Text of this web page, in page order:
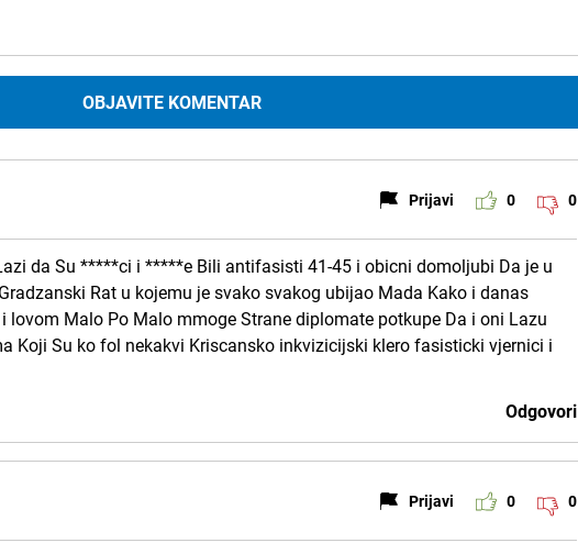
OBJAVITE KOMENTAR
Prijavi 0 0
da Su *****ci i *****e Bili antifasisti 41-45 i obicni domoljubi Da je u
Rat u kojemu je svako svakog ubijao Mada Kako i danas
Malo Po Malo mmoge Strane diplomate potkupe Da i oni Lazu
Koji Su ko fol nekakvi Kriscansko inkvizicijski klero fasisticki vjernici i
Odgovori
Prijavi 0 0